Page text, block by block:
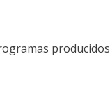
producidos